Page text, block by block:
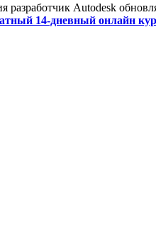
Autodesk
14-дневный онлайн